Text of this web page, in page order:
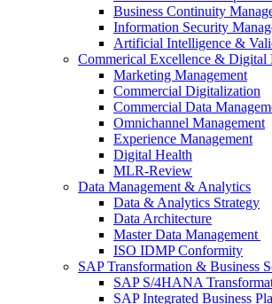
Business Continuity
Information Security
Artificial Intelligence &
Commerical Excellence & Digital
Marketing Management
Commercial Digitalization
Commercial Data
Omnichannel Management
Experience Management
Digital Health
MLR-Review
Data Management & Analytics
Data & Analytics Strategy
Data Architecture
Master Data Management
ISO IDMP Conformity
SAP Transformation & Business
SAP S/4HANA
SAP Integrated Business